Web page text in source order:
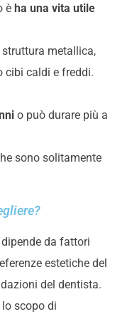
è ha una vita utile
metallica,
cibi caldi e freddi.
o può durare più a
sono solitamente
da fattori
estetiche del
del dentista.
lo scopo di